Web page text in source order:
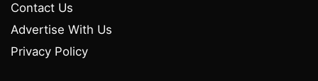
Contact Us
Advertise With Us
Privacy Policy